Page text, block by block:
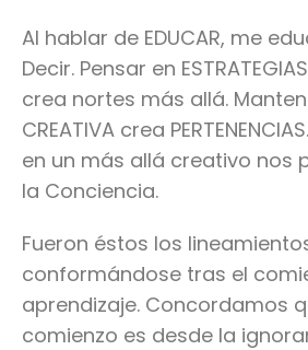
Al hablar de EDUCAR, me
Decir. Pensar en ESTRATEGIAS
crea nortes más allá.
CREATIVA crea
en un más allá creativo nos
la Conciencia.
Fueron éstos los
conformándose tras el
aprendizaje. Concordamos
comienzo es desde la